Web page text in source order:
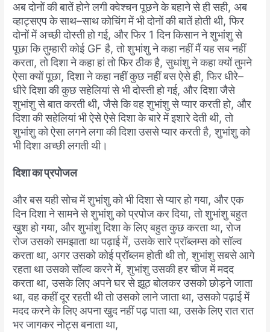
अबदोनोंकीबातेंहोनेलगीक्वेश्चनपूछनेकेबहानेसेहीसही,अब
व्हाट्सएपकेसाथ–साथकोचिंगमेंभीदोनोंकीबातेंहोती थी,फिर
दोनोंमेंअच्छीदोस्तीहोगई,औरफिर 1दिनकिसाननेशुभांशुसे
पूछाकितुम्हारीकोईGFहै,तोशुभांशुनेकहानहींमैंयहसबनहीं
करता,तोदिशानेकहाहांतोफिरठीकहै,सुधांशुनेकहाक्योंतुमने
ऐसाक्योंपूछा,दिशानेकहानहींकुछनहींबसऐसेही,फिरधीरे–
धीरेदिशाकीकुछसहेलियांसेभीदोस्तीहोगई,औरदिशाजैसे
शुभांशुसेबातकरती थी,जैसेकिवहशुभांशुसेप्यारकरतीहो,और
दिशाकीसहेलियांभीऐसेऐसेदिशाकेबारेमेंइशारेदेती थी,तो
शुभांशुकोऐसालगनेलगाकीदिशाउससेप्यारकरतीहै,शुभांशुको
भीदिशाअच्छीलगती थी।
दिशाकाप्रपोजल
औरबसयहीसोचमेंशुभांशुकोभीदिशासेप्यारहोगया,औरएक
दिनदिशानेसामनेसेशुभांशुकोप्रपोजकरदिया,तोशुभांशुबहुत
खुशहोगया,औरशुभांशुदिशाकेलिएबहुतकुछकरता था,रोज
रोजउसकोसमझाता थापढ़ाईमें,उसकेसारेप्रॉब्लम्सकोसॉल्व
करता था,अगरउसकोकोईप्रॉब्लमहोती थीतो,शुभांशुसबसेआगे
रहता थाउसकोसॉल्वकरनेमें,शुभांशुउसकीहरचीजमेंमदद
करता था,उसकेलिएअपनेघरसेझूठबोलकरउसकोछोड़नेजाता
था,वहकहींदूररहती थीतोउसकोलानेजाता था,उसकोपढ़ाईमें
मददकरनेकेलिएअपनाखुदनहींपढ़पाता था,उसकेलिएरातरात
भरजागकरनोट्सबनाता था,